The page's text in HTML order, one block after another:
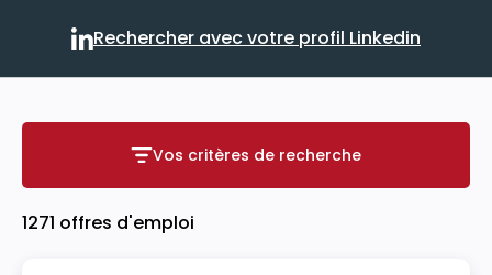
Rechercher avec votre
Rechercher avec votre profil Linkedin
Vos critères de recherche
Vos critères de recherche
1271 offres d'emploi